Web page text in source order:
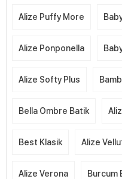
Alize Puffy More
Alize Ponponella
Alize Softy Plus
Bella Ombre Batik
Best Klasik Alize
Alize Verona Burcum